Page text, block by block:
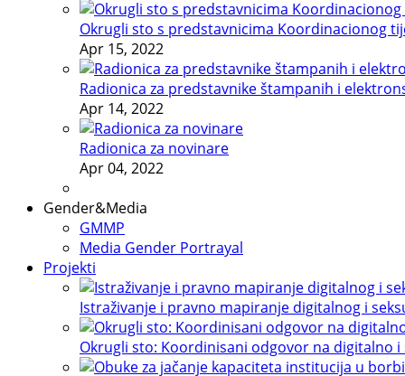
Okrugli sto s predstavnicima Koordinacionog
Apr 15, 2022
Radionica za predstavnike štampanih i
Apr 14, 2022
Radionica za novinare
Apr 04, 2022
Gender&Media
GMMP
Media Gender Portrayal
Projekti
Istraživanje i pravno mapiranje digitalnog i
Okrugli sto: Koordinisani odgovor na digitalno i